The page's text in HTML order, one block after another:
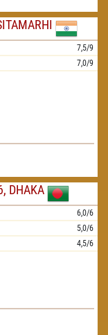
7,5/9
7,0/9
DHAKA
6,0/6
5,0/6
4,5/6